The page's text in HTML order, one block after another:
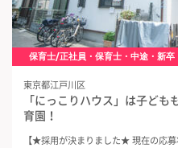
保育士/正社員・保育士・中途・新卒
東京都江戸川区
「にっこりハウス」は子ど
育園！
【★採用が決まりました★ 現在の応